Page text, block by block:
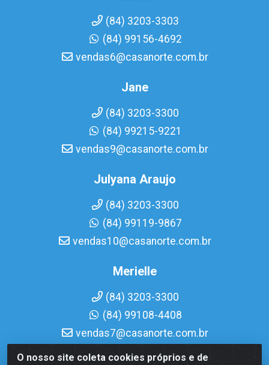
O nosso site coleta cookies próprios e de
(84) 3203-3303
(84) 99156-4692
vendas6@casanorte.com.br
Jane
(84) 3203-3300
(84) 99215-9221
vendas9@casanorte.com.br
Julyana Araujo
(84) 3203-3300
(84) 99119-9867
vendas10@casanorte.com.br
Merielle
(84) 3203-3300
(84) 99108-4408
vendas7@casanorte.com.br